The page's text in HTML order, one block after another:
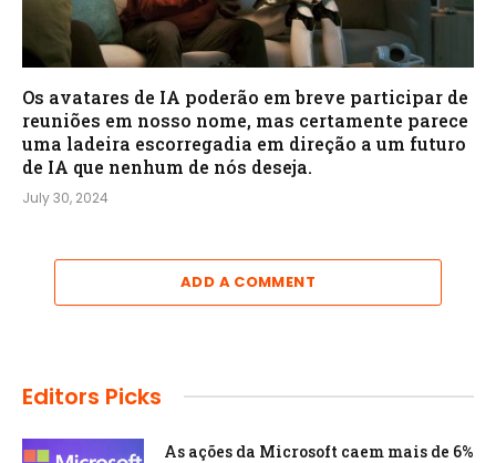
Os avatares de IA poderão em breve participar de
reuniões em nosso nome, mas certamente parece
uma ladeira escorregadia em direção a um futuro
de IA que nenhum de nós deseja.
July 30, 2024
ADD A COMMENT
Editors Picks
As ações da Microsoft caem mais de 6%